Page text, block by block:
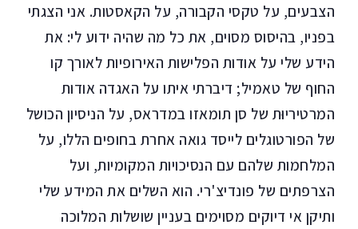
הצבעים, על טקסי הקבורה, על הקאסטות. אני הצגתי
בפניו, בהיסוס מסוים, את כל מה שהיה ידוע לי: את
הידע שלי על אודות הפלישות האירופיות לאורך קו
החוף של טאמיל; דיברתי איתו על האגדה אודות
המרטיריוּת של סן תומאזו במדראס, על הניסיון הכושל
של הפורטוגלים לייסד גואה אחרת בחופים הללו, על
המלחמות שלהם עם הנסיכויות המקומיות, ועל
הצרפתים של פונדיצ'רי. הוא השלים את המידע שלי
ותיקן אי דיוקים מסוימים בעניין שושלות המלוכה